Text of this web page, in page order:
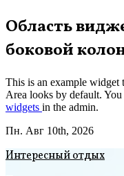
Перейти
к
содержимому
Область
боковой
This is an example
Area looks by default.
widgets in the admin.
Пн. Авг 10th, 2026
Интересный отдых